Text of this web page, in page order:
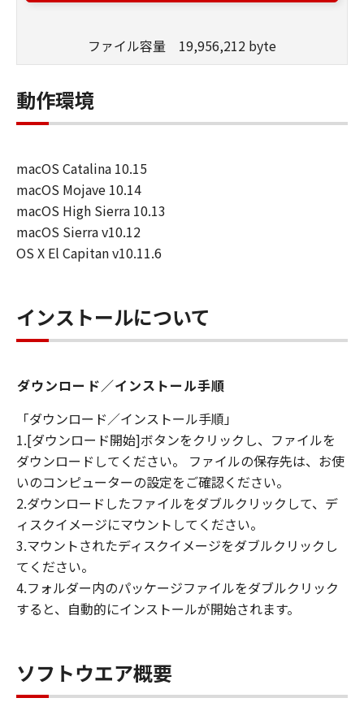
がないこと、その他本ソフトウェアに関し
キヤノン、キヤノンマーケティングジャパ
ン株式会社およびキヤノンのライセンサー
連して生ずる直接的または間接的な損失、
損害等について、いかなる場合においても
一切の責任を負いません。
ユーザーは、日本国政府または該当国の政
府より必要な許可等を得ることなしに、本
たは間接に輸出してはなりません。
ファイル容量 19,956,212 byte
動作環境
macOS Catalina 10.15
macOS Mojave 10.14
macOS High Sierra 10.13
macOS Sierra v10.12
OS X El Capitan v10.11.6
インストールについて
ダウンロード／インストール手順
「ダウンロード／インストール手順」
1.[ダウンロード開始]ボタンをクリックし、ファイルを
ダウンロードしてください。 ファイルの保存先は、お使
いのコンピューターの設定をご確認ください。
2.ダウンロードしたファイルをダブルクリックして、デ
ィスクイメージにマウントしてください。
3.マウントされたディスクイメージをダブルクリックし
てください。
4.フォルダー内のパッケージファイルをダブルクリック
すると、自動的にインストールが開始されます。
ソフトウエア概要